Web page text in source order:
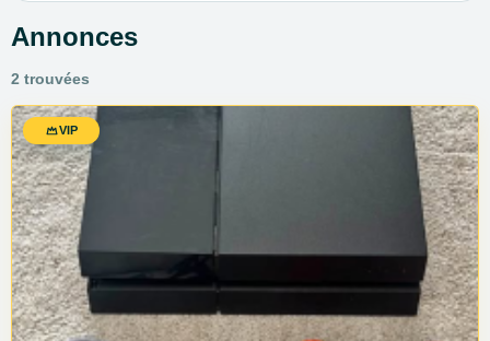
Annonces
2 trouvées
VIP